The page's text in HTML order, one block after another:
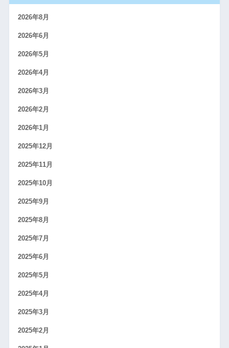
2026年8月
2026年6月
2026年5月
2026年4月
2026年3月
2026年2月
2026年1月
2025年12月
2025年11月
2025年10月
2025年9月
2025年8月
2025年7月
2025年6月
2025年5月
2025年4月
2025年3月
2025年2月